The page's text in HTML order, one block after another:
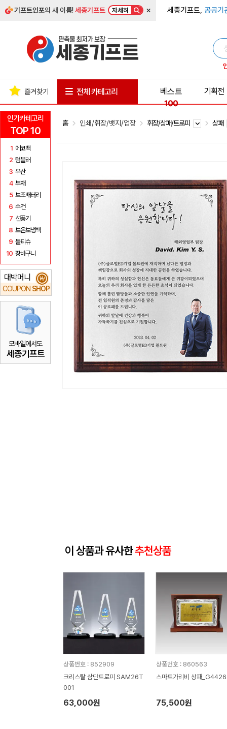
기프트인포의 새 이름!세종기프트 자세히 × 세종기프트, 공공기
인기카테고리
TOP 10
1 에코백
2 텀블러
3 우산
4 부채
5 보조배터리
6 수건
7 선풍기
8 보온보냉백
9 물티슈
10 장바구니
대박머니
COUPON SHOP
₩
모바일에서도
세종기프트
즐겨찾기 전체 카테고리
베스트
100
기획전
홈 인쇄/휘장/뱃지/업장 휘장/상패/트로피 상패
이 상품과 유사한추천상품
상품번호 : 852909
크리스탈 삼단트로피 SAM26T
001
63,000원
상품번호 : 860563
스마트가리비 상패_G4426
75,500원